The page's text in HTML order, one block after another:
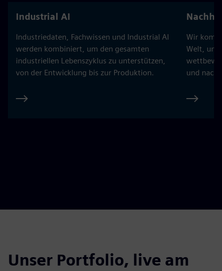
Industrial AI
Industriedaten, Fachwissen und Industrial AI
werden kombiniert, um den gesamten
industriellen Lebenszyklus zu unterstützen,
von der Entwicklung bis zur Produktion.
Wir
Welt, um
und
Unser Portfolio, live am